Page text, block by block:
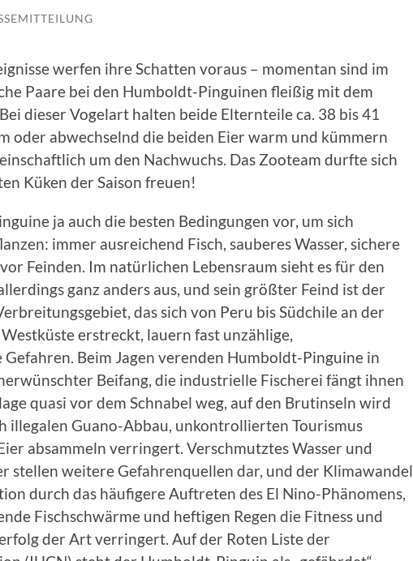
werfen ihre Schatten voraus – momentan sind im
Paare bei den Humboldt-Pinguinen fleißig mit dem
dieser Vogelart halten beide Elternteile ca. 38 bis 41
oder abwechselnd die beiden Eier warm und kümmern
um den Nachwuchs. Das Zooteam durfte sich
Küken der Saison freuen!
ja auch die besten Bedingungen vor, um sich
immer ausreichend Fisch, sauberes Wasser, sichere
Feinden. Im natürlichen Lebensraum sieht es für den
ganz anders aus, und sein größter Feind ist der
das sich von Peru bis Südchile an der
erstreckt, lauern fast unzählige,
Gefahren. Beim Jagen verenden Humboldt-Pinguine in
Beifang, die industrielle Fischerei fängt ihnen
quasi vor dem Schnabel weg, auf den Brutinseln wird
illegalen Guano-Abbau, unkontrollierten Tourismus
absammeln verringert. Verschmutztes Wasser und
stellen weitere Gefahrenquellen dar, und der Klimawandel
durch das häufigere Auftreten des El Nino-Phänomens,
Fischschwärme und heftigen Regen die Fitness und
der Art verringert. Auf der Roten Liste der